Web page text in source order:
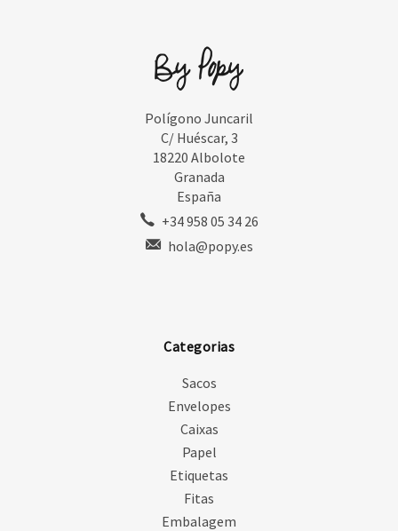
Polígono Juncaril
C/ Huéscar, 3
18220 Albolote
Granada
España
+34 958 05 34 26
hola@popy.es
Categorias
Sacos
Envelopes
Caixas
Papel
Etiquetas
Fitas
Embalagem